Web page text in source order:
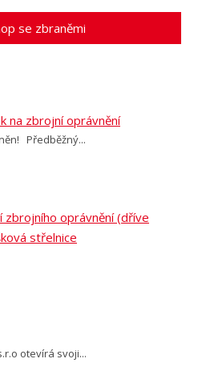
se zbraněmi
na zbrojní oprávnění
Předběžný...
zbrojního oprávnění (dříve
střelnice
otevírá svoji...